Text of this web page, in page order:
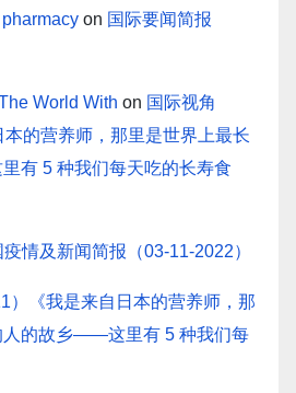
on 国际要闻简报
World With on 国际视角
本的营养师，那里是世界上最长
有 5 种我们每天吃的长寿食
疫情及新闻简报（03-11-2022）
）《我是来自日本的营养师，那
人的故乡——这里有 5 种我们每